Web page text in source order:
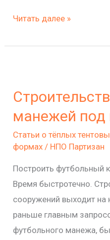
Читать далее »
манежей под
Статьи о тёплых
формах / НПО Партизан
Построить
Время быстротечно.
сооружений выходит на
раньше главным
футбольного манежа,
манежей
под